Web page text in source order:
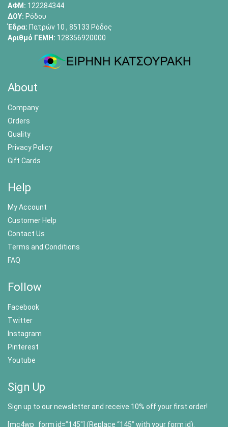
ΑΦΜ: 122284344
ΔΟΥ: Ρόδου
Έδρα: Πατρών 10 , 85133 Ρόδος
Αριθμό ΓΕΜΗ: 128356920000
About
Company
Orders
Quality
Privacy Policy
Gift Cards
Help
My Account
Customer Help
Contact Us
Terms and Conditions
FAQ
Follow
Facebook
Twitter
Instagram
Pinterest
Youtube
Sign Up
Sign up to our newsletter and receive 10% off your first order!
[mc4wp_form id=”145″] (Replace “145” with your form id).